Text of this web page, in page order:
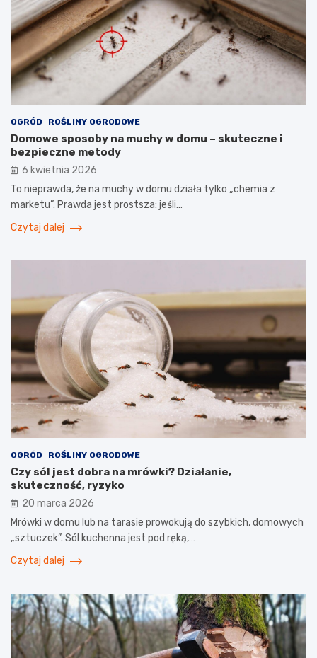
OGRÓD ROŚLINY OGRODOWE
Domowe sposoby na muchy w domu – skuteczne i
bezpieczne metody
6 kwietnia 2026
To nieprawda, że na muchy w domu działa tylko „chemia z
marketu”. Prawda jest prostsza: jeśli…
Czytaj dalej
OGRÓD ROŚLINY OGRODOWE
Czy sól jest dobra na mrówki? Działanie,
skuteczność, ryzyko
20 marca 2026
Mrówki w domu lub na tarasie prowokują do szybkich, domowych
„sztuczek”. Sól kuchenna jest pod ręką,…
Czytaj dalej